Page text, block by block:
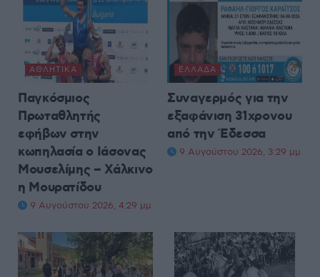
ΑΘΛΗΤΙΚΆ
Παγκόσμιος
Πρωταθλητής
εφήβων στην
κωπηλασία ο Ιάσονας
Μουσελίμης – Χάλκινο
η Μουρατίδου
9 Αυγούστου 2026, 4:29 μμ
ΕΛΛΆΔΑ
Συναγερμός για την
εξαφάνιση 31χρονου
από την Έδεσσα
9 Αυγούστου 2026, 3:29 μμ